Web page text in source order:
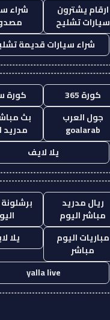
ارقام يشترون
سيارات تشليح
شراء
شراء سيارات قديمة
كورة 365
كورة
جول العرب
goalarab
بث
مدريد
يلا لايف
ريال مدريد
مباشر اليوم
مباريات اليوم
مباشر
يلا
yalla live